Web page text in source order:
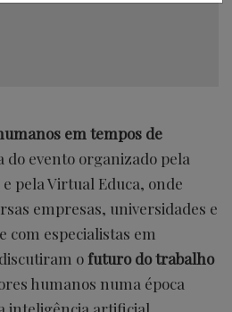
em tempos de
do evento organizado pela
pela Virtual Educa, onde
empresas, universidades e
especialistas em
ofuturo do trabalho
humanos numa época